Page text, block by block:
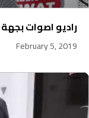
راديو اصوات
February 5, 2019